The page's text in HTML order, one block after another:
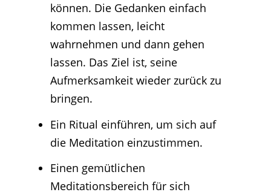
können. Die Gedanken einfach
kommen lassen, leicht
wahrnehmen und dann gehen
lassen. Das Ziel ist, seine
Aufmerksamkeit wieder zurück zu
bringen.
Ein Ritual einführen, um sich auf
die Meditation einzustimmen.
Einen gemütlichen
Meditationsbereich für sich